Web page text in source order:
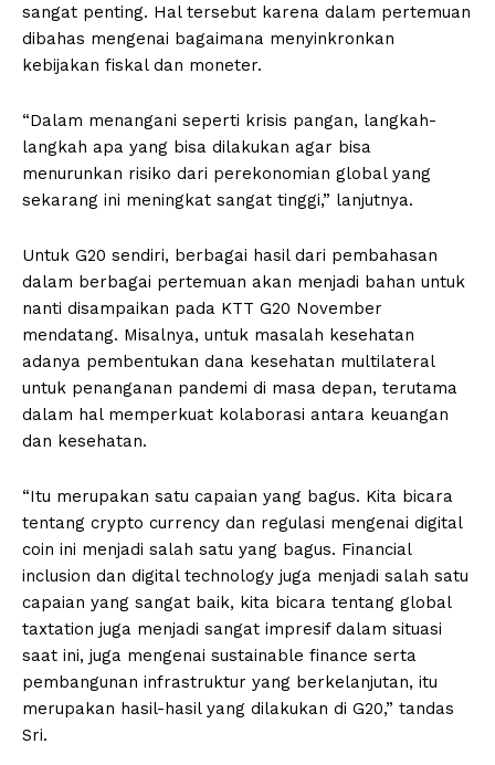
sangat penting. Hal tersebut karena dalam pertemuan
dibahas mengenai bagaimana menyinkronkan
kebijakan fiskal dan moneter.
“Dalam menangani seperti krisis pangan, langkah-
langkah apa yang bisa dilakukan agar bisa
menurunkan risiko dari perekonomian global yang
sekarang ini meningkat sangat tinggi,” lanjutnya.
Untuk G20 sendiri, berbagai hasil dari pembahasan
dalam berbagai pertemuan akan menjadi bahan untuk
nanti disampaikan pada KTT G20 November
mendatang. Misalnya, untuk masalah kesehatan
adanya pembentukan dana kesehatan multilateral
untuk penanganan pandemi di masa depan, terutama
dalam hal memperkuat kolaborasi antara keuangan
dan kesehatan.
“Itu merupakan satu capaian yang bagus. Kita bicara
tentang crypto currency dan regulasi mengenai digital
coin ini menjadi salah satu yang bagus. Financial
inclusion dan digital technology juga menjadi salah satu
capaian yang sangat baik, kita bicara tentang global
taxtation juga menjadi sangat impresif dalam situasi
saat ini, juga mengenai sustainable finance serta
pembangunan infrastruktur yang berkelanjutan, itu
merupakan hasil-hasil yang dilakukan di G20,” tandas
Sri.